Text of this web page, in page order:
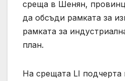
среща в Шенян,
да обсъди рамката за
рамката за
план.
На срещата LI подчерта